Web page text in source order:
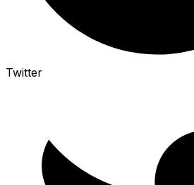
Twitter